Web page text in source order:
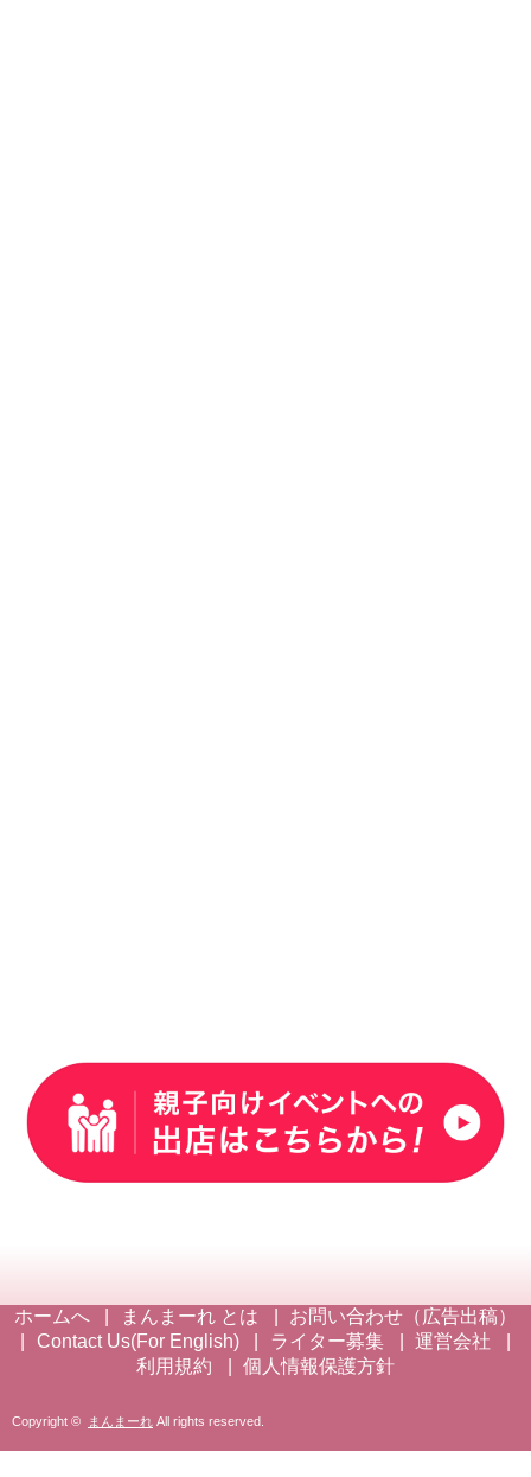
ホームへ まんまーれ とは
お問い合わせ（広告出稿）
Contact Us(For English)
ライター募集
運営会社
利用規約
個人情報保護方針
Copyright © まんまーれ All rights reserved.